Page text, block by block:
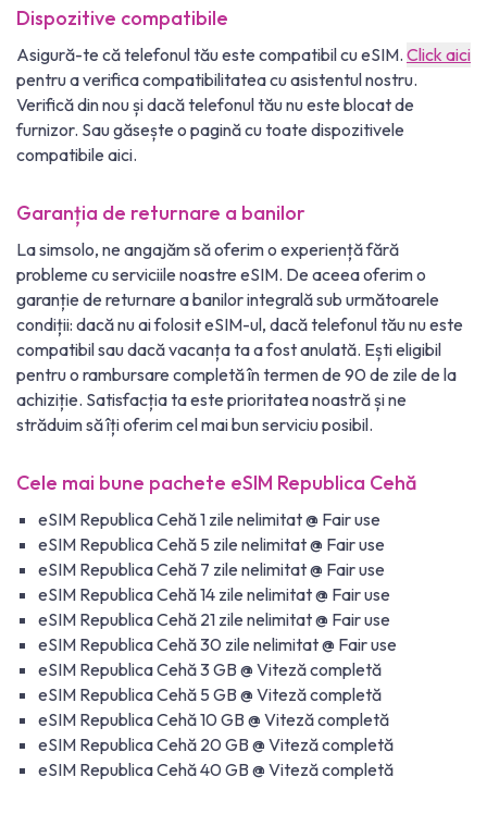
Dispozitive compatibile
Asigură-te că telefonul tău este compatibil cu eSIM. Click aici
pentru a verifica compatibilitatea cu asistentul nostru.
Verifică din nou și dacă telefonul tău nu este blocat de
furnizor. Sau găsește o pagină cu toate dispozitivele
compatibile aici.
Garanția de returnare a banilor
La simsolo, ne angajăm să oferim o experiență fără
probleme cu serviciile noastre eSIM. De aceea oferim o
garanție de returnare a banilor integrală sub următoarele
condiții: dacă nu ai folosit eSIM-ul, dacă telefonul tău nu este
compatibil sau dacă vacanța ta a fost anulată. Ești eligibil
pentru o rambursare completă în termen de 90 de zile de la
achiziție. Satisfacția ta este prioritatea noastră și ne
străduim să îți oferim cel mai bun serviciu posibil.
Cele mai bune pachete eSIM Republica Cehă
eSIM Republica Cehă 1 zile nelimitat @ Fair use
eSIM Republica Cehă 5 zile nelimitat @ Fair use
eSIM Republica Cehă 7 zile nelimitat @ Fair use
eSIM Republica Cehă 14 zile nelimitat @ Fair use
eSIM Republica Cehă 21 zile nelimitat @ Fair use
eSIM Republica Cehă 30 zile nelimitat @ Fair use
eSIM Republica Cehă 3 GB @ Viteză completă
eSIM Republica Cehă 5 GB @ Viteză completă
eSIM Republica Cehă 10 GB @ Viteză completă
eSIM Republica Cehă 20 GB @ Viteză completă
eSIM Republica Cehă 40 GB @ Viteză completă